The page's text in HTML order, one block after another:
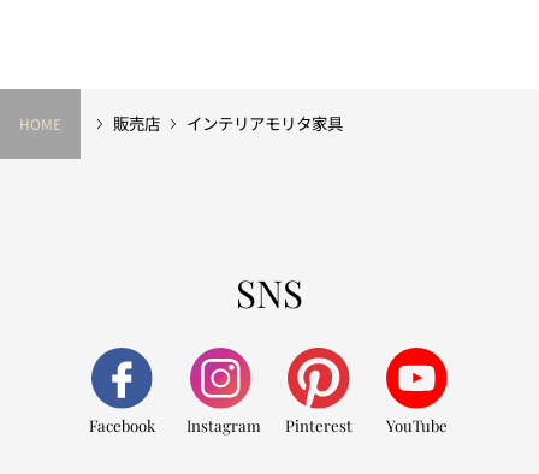
HOME 販売店 インテリアモリタ家具
SNS
Facebook Instagram Pinterest YouTube